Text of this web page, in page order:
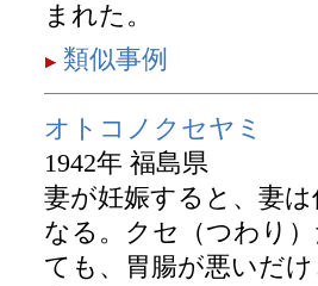
まれた。
類似事例
オトコノクセヤミ
1942年 福島県
妻が妊娠すると、妻
なる。クセ（つわり
ても、胃腸が悪いだ